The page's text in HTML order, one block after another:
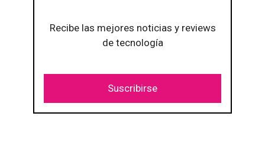
Recibe las mejores noticias y reviews
de tecnología
Suscribirse